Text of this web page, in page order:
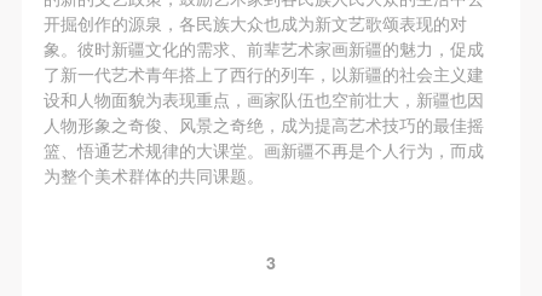
开掘创作的源泉，各民族大众也成为新文艺歌颂表现的对
象。彼时新疆文化的需求、前辈艺术家画新疆的魅力，促成
了新一代艺术青年搭上了西行的列车，以新疆的社会主义建
设和人物面貌为表现重点，画家队伍也空前壮大，新疆也因
人物形象之奇俊、风景之奇绝，成为提高艺术技巧的最佳摇
篮、悟通艺术规律的大课堂。画新疆不再是个人行为，而成
为整个美术群体的共同课题。
3